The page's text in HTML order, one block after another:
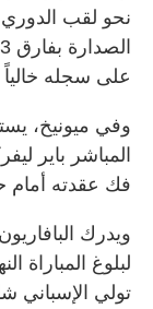
نحو لقب
على سجله خالياً من
وفي ميونيخ،
المباشر باير
فك عقدته أمام
ويدرك
لبلوغ المباراة